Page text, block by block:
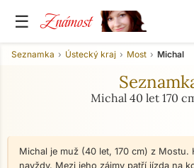
☰ Známost
Seznamka Ústecký kraj Most Michal
Michal 40 let 170
Michal je muž (40 let, 170 cm) z Mostu.
navždy. Mezi jeho zájmy patří jízda na